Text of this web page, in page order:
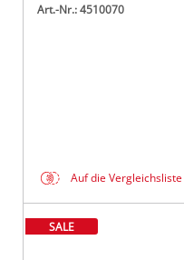
Art.-Nr.: 4510070
Auf die Vergleichsliste
SALE